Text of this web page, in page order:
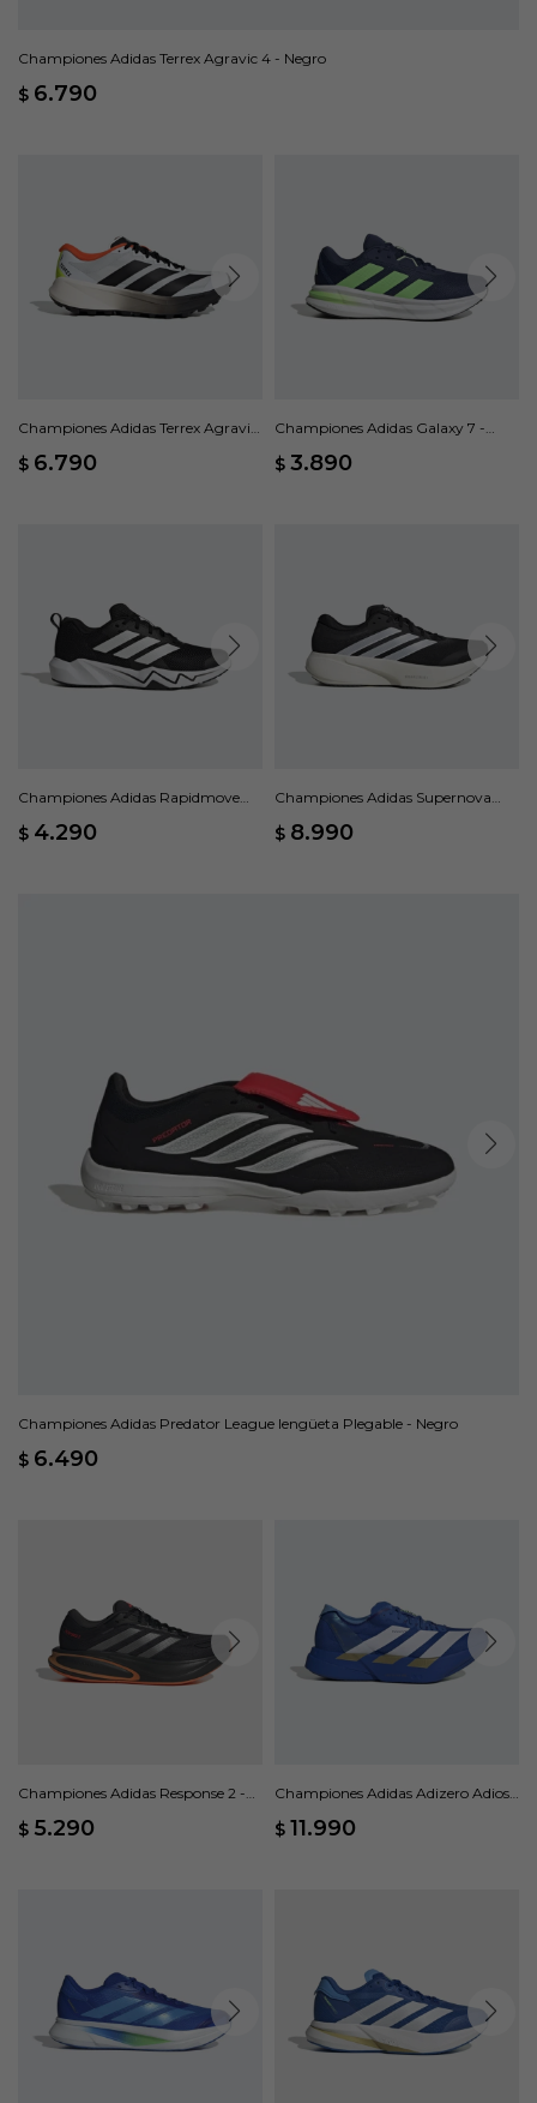
Championes Adidas Terrex Agravic 4 - Negro
$ 6.790
Championes Adidas Terrex Agravic
$ 6.790
Championes Adidas Galaxy 7 -
$ 3.890
Championes Adidas Rapidmove
$ 4.290
Championes Adidas Supernova
$ 8.990
Championes Adidas Predator League lengüeta Plegable - Negro
$ 6.490
Championes Adidas Response 2 -
$ 5.290
Championes Adidas Adizero Adios
$ 11.990